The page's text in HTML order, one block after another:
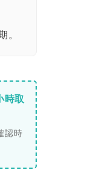
。
時取
認時